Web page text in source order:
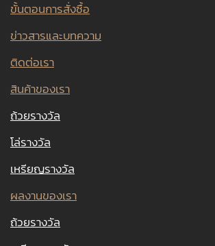
ขั้นตอนการสั่งซื้อ
ข่าวสารและบทความ
ติดต่อเรา
สินค้าของเรา
ถ้วยรางวัล
โล่รางวัล
เหรียญรางวัล
ผลงานของเรา
ถ้วยรางวัล